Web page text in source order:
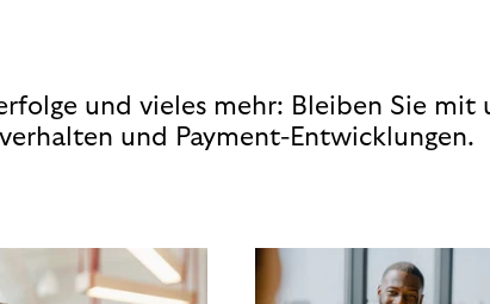
und vieles mehr: Bleiben Sie
und Payment-Entwicklungen.